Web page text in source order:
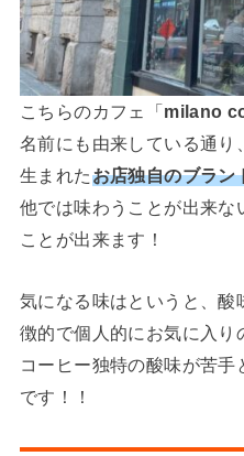
こちらのカフェ「milano
名前にも由来している通
生まれたお店独自のブラン
他では味わうことが出来な
ことが出来ます！
気になる味はというと、
徴的で個人的にお気に入り
コーヒー独特の酸味が苦手
です！！